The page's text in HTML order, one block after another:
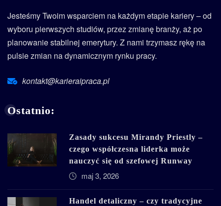
Jesteśmy Twoim wsparciem na każdym etapie kariery – od
wyboru pierwszych studiów, przez zmianę branży, aż po
planowanie stabilnej emerytury. Z nami trzymasz rękę na
pulsie zmian na dynamicznym rynku pracy.
kontakt@karieraipraca.pl
Ostatnio:
Zasady sukcesu Mirandy Priestly –
czego współczesna liderka może
nauczyć się od szefowej Runway
maj 3, 2026
Handel detaliczny – czy tradycyjne